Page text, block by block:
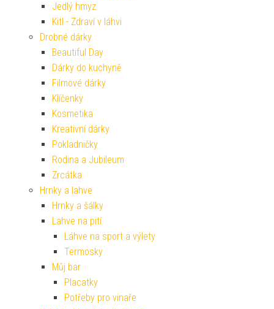
Jedlý hmyz
Kitl - Zdraví v láhvi
Drobné dárky
Beautiful Day
Dárky do kuchyně
Filmové dárky
Klíčenky
Kosmetika
Kreativní dárky
Pokladničky
Rodina a Jubileum
Zrcátka
Hrnky a lahve
Hrnky a šálky
Lahve na pití
Láhve na sport a výlety
Termosky
Můj bar
Placatky
Potřeby pro vinaře